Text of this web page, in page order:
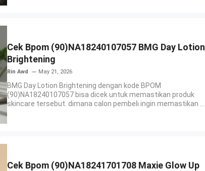
Cek Bpom (90)NA18240107057 BMG Day Lotion
Brightening
Rin Awd May 21, 2026
BMG Day Lotion Brightening dengan kode BPOM
(90)NA18240107057 bisa dicek untuk memastikan produk
skincare tersebut. dimana calon pembeli ingin memastikan ...
Cek Bpom (90)NA18241701708 Maxie Glow Up